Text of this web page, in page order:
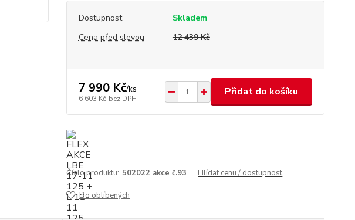
Dostupnost
Skladem
Cena před slevou
12 439 Kč
7 990 Kč/ks
6 603 Kč bez DPH
Přidat do košíku
Číslo produktu: 502022 akce č.93 Hlídat cenu / dostupnost
Do oblíbených